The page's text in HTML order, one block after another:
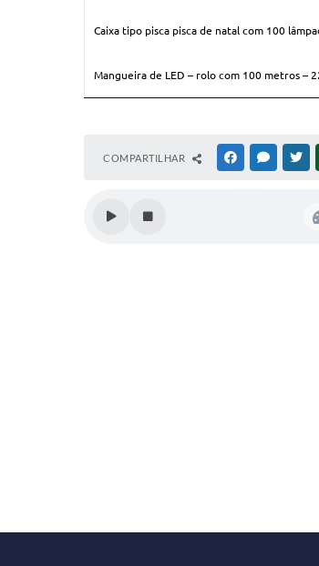
Caixa tipo pisca pisca de natal com 100
Mangueira de LED – rolo com 100 metros –
COMPARTILHAR FACEBOOK